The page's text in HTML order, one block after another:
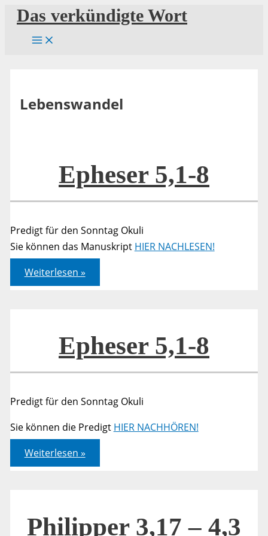
Zum
Inhalt
springen
Das verkündigte Wort
Lebenswandel
Epheser 5,1-8
Predigt für den Sonntag Okuli
Sie können das Manuskript HIER NACHLESEN!
Epheser
5,1-
8
Weiterlesen »
Epheser 5,1-8
Predigt für den Sonntag Okuli
Sie können die Predigt HIER NACHHÖREN!
Epheser
5,1-
8
Weiterlesen »
Philipper 3,17 – 4,3